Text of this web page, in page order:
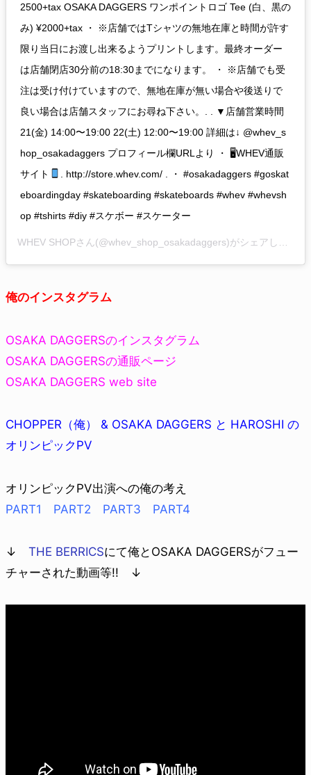
2500+tax OSAKA DAGGERS ワンポイントロゴ Tee (白、黒の
み) ¥2000+tax ・ ※店舗ではTシャツの無地在庫と時間が許す
限り当日にお渡し出来るようプリントします。最終オーダー
は店舗閉店30分前の18:30までになります。 ・ ※店舗でも受
注は受け付けていますので、無地在庫が無い場合や後送りで
良い場合は店舗スタッフにお尋ね下さい。. . ▼店舗営業時間
21(金) 14:00〜19:00 22(土) 12:00〜19:00 詳細は↓ @whev_s
hop_osakadaggers プロフィール欄URLより ・ 🖥WHEV通販
サイト
. http://store.whev.com/ . ・ #osakadaggers #goskat
eboardingday #skateboarding #skateboards #whev #whevsh
op #tshirts #diy #スケボー #スケーター
WHEV SHOPさん(@whev_shop_osakadaggers)がシェアした投稿 -
俺のインスタグラム
OSAKA DAGGERSのインスタグラム
OSAKA DAGGERSの通販ページ
OSAKA DAGGERS web site
CHOPPER（俺） & OSAKA DAGGERS と HAROSHI の
オリンピックPV
オリンピックPV出演への俺の考え
PART1
PART2 PART3 PART4
↓ THE BERRICSにて俺とOSAKA DAGGERSがフュー
チャーされた動画等!! ↓